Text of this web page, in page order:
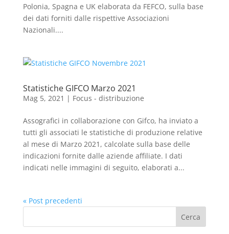
Polonia, Spagna e UK elaborata da FEFCO, sulla base
dei dati forniti dalle rispettive Associazioni
Nazionali....
Statistiche GIFCO Marzo 2021
Mag 5, 2021 | Focus - distribuzione
Assografici in collaborazione con Gifco, ha inviato a
tutti gli associati le statistiche di produzione relative
al mese di Marzo 2021, calcolate sulla base delle
indicazioni fornite dalle aziende affiliate. I dati
indicati nelle immagini di seguito, elaborati a...
« Post precedenti